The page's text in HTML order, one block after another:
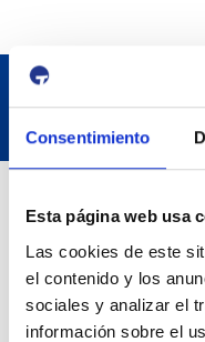
Consentimiento
Esta página web usa
Las cookies de este
el contenido y los
sociales y analizar el
información sobre el
Contact
Adreça
Passeig de